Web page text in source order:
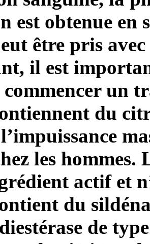
est obtenue en
être pris
il est
un
du
les
actif et
du
de